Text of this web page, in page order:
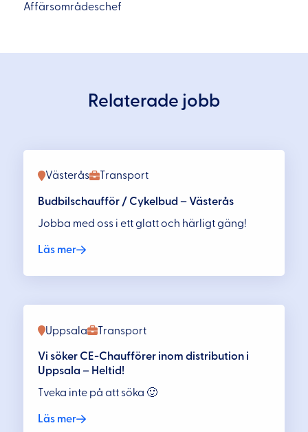
Affärsområdeschef
Relaterade jobb
Transport
Västerås
Budbilschaufför / Cykelbud – Västerås
Jobba med oss i ett glatt och härligt gäng!
Läs mer
Transport
Uppsala
Vi söker CE-Chaufförer inom distribution i
Uppsala – Heltid!
Tveka inte på att söka 🙂
Läs mer